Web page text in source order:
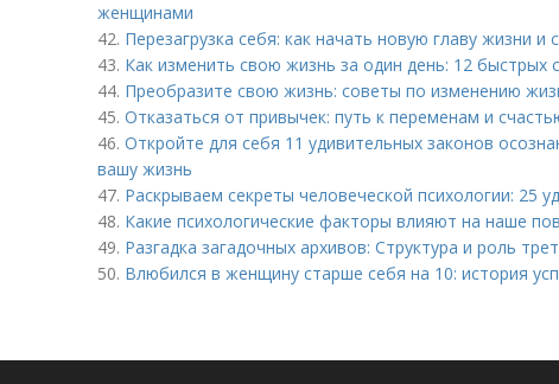
женщинами
42. Перезагрузка себя: как начать новую главу жизни и
43. Как изменить свою жизнь за один день: 12 быстрых
44. Преобразите свою жизнь: советы по изменению
45. Отказаться от привычек: путь к переменам и
46. Откройте для себя 11 удивительных законов
вашу жизнь
47. Раскрываем секреты человеческой психологии: 25
48. Какие психологические факторы влияют на наше
49. Разгадка загадочных архивов: Структура и роль
50. Влюбился в женщину старше себя на 10: история